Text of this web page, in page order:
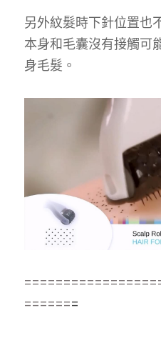
另外紋髮時下針位置也
本身和毛囊沒有接觸可
身毛髮。
=======